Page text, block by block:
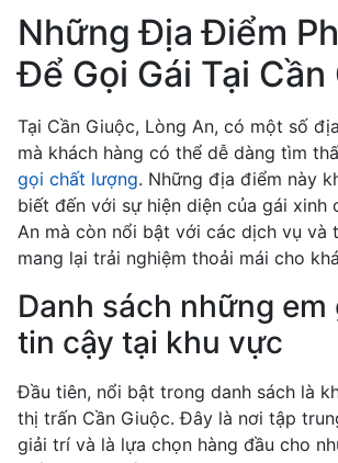
Những Địa Điểm
Để Gọi Gái Tại Cần
Tại Cần Giuộc, Lòng An, có một số
mà khách hàng có thể dễ dàng tìm
gọi chất lượng. Những địa điểm này
biết đến với sự hiện diện của gái xinh
An mà còn nổi bật với các dịch vụ và
mang lại trải nghiệm thoải mái cho
Danh sách những em
tin cậy tại khu vực
Đầu tiên, nổi bật trong danh sách là
thị trấn Cần Giuộc. Đây là nơi tập
giải trí và là lựa chọn hàng đầu cho